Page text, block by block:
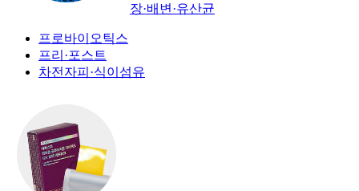
장·배변·유산균
프로바이오틱스
프리·포스트
차전자피·식이섬유